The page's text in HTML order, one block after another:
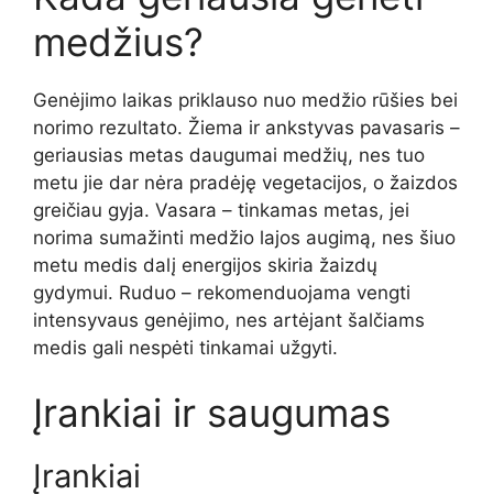
medžius?
Genėjimo laikas priklauso nuo medžio rūšies bei
norimo rezultato. Žiema ir ankstyvas pavasaris –
geriausias metas daugumai medžių, nes tuo
metu jie dar nėra pradėję vegetacijos, o žaizdos
greičiau gyja. Vasara – tinkamas metas, jei
norima sumažinti medžio lajos augimą, nes šiuo
metu medis dalį energijos skiria žaizdų
gydymui. Ruduo – rekomenduojama vengti
intensyvaus genėjimo, nes artėjant šalčiams
medis gali nespėti tinkamai užgyti.
Įrankiai ir saugumas
Įrankiai